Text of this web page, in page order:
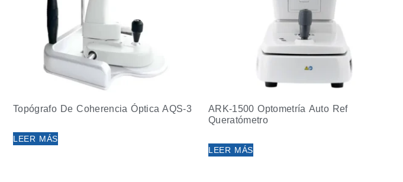
Topógrafo De Coherencia Óptica AQS-3
LEER MÁS
ARK-1500 Optometría Auto Ref
Queratómetro
LEER MÁS